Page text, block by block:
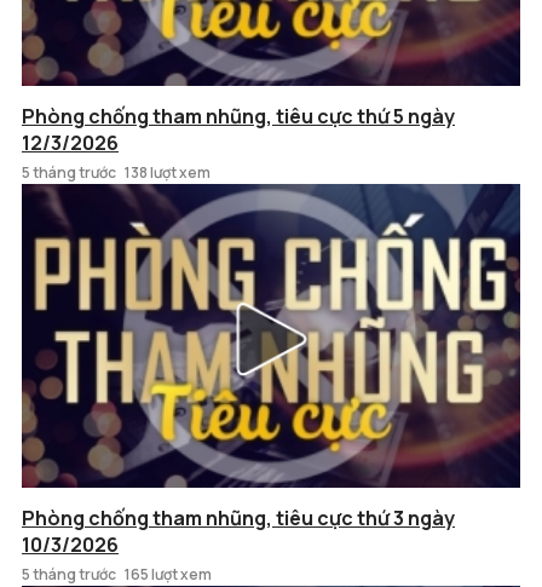
Phòng chống tham nhũng, tiêu cực thứ 5 ngày
12/3/2026
5 tháng trước 138 lượt xem
Phòng chống tham nhũng, tiêu cực thứ 3 ngày
10/3/2026
5 tháng trước 165 lượt xem